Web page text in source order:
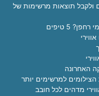
ולקבל תוצאות מרשימות של
5 טיפים
האחרונה
מדהים לכל חובב